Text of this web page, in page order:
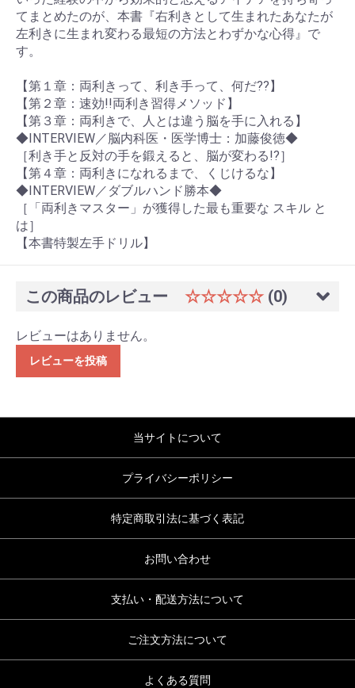
てまとめたのが、本書『右利きとして生まれたあなたが
左利きに生まれ変わる最短の方法とわずかな心得』で
す。
【第１章：両利きって、利き手って、何だ??】
【第２章：速効!!両利き習得メソッド】
【第３章：両利きで、人とは違う脳を手に入れる】
◆INTERVIEW／脳内科医・医学博士：加藤俊徳◆
［利き手と反対の手を鍛えると、脳が変わる!?］
【第４章：両利きになれるまで、くじけるな】
◆INTERVIEW／ダブルハンド勝本◆
［「両利きマスター」が獲得した最も重要な スキル と
は］
【本書特製左手ドリル】
この商品のレビュー ☆☆☆☆☆ (0)
レビューはありません。
レビューを投稿
当サイトについて
プライバシーポリシー
特定商取引法に基づく表記
お問い合わせ
支払い・配送方法について
ご注文方法について
よくある質問